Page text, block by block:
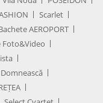
Scarlet
AEROPORT
Foto&Video